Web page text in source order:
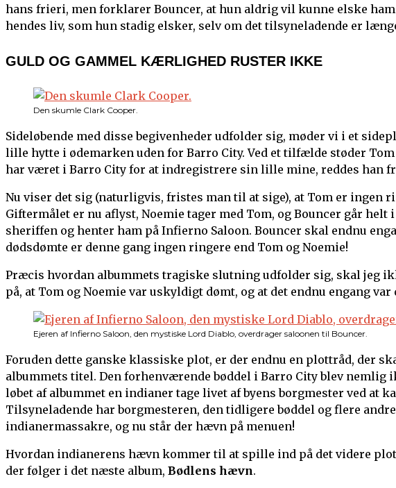
hans frieri, men forklarer Bouncer, at hun aldrig vil kunne elske
hendes liv, som hun stadig elsker, selv om det tilsyneladende er
GULD OG GAMMEL KÆRLIGHED RUSTER IKKE
Den skumle Clark Cooper.
Sideløbende med disse begivenheder udfolder sig, møder vi i et
lille hytte i ødemarken uden for Barro City. Ved et tilfælde støder
har været i Barro City for at indregistrere sin lille mine, reddes han
Nu viser det sig (naturligvis, fristes man til at sige), at Tom er ingen
Giftermålet er nu aflyst, Noemie tager med Tom, og Bouncer går helt
sheriffen og henter ham på Infierno Saloon. Bouncer skal endnu
dødsdømte er denne gang ingen ringere end Tom og Noemie!
Præcis hvordan albummets tragiske slutning udfolder sig, skal jeg
på, at Tom og Noemie var uskyldigt dømt, og at det endnu engang
Ejeren af Infierno Saloon, den mystiske Lord Diablo, overdrager saloonen til Bouncer.
Foruden dette ganske klassiske plot, er der endnu en plottråd, der
albummets titel. Den forhenværende bøddel i Barro City blev
løbet af albummet en indianer tage livet af byens borgmester ved at
Tilsyneladende har borgmesteren, den tidligere bøddel og flere
indianermassakre, og nu står der hævn på menuen!
Hvordan indianerens hævn kommer til at spille ind på det videre
der følger i det næste album, Bødlens hævn.